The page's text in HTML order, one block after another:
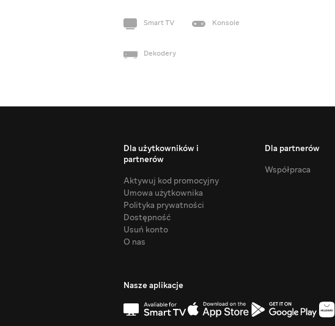
Smart TV Konsole
Dekodery
Dla użytkowników i
partnerów
Aktywuj kod promocyjny
Umowa użytkownika
Polityka prywatności
Dostępność
Usuń konto
O nas
Dla partnerów
Współpraca
Nasze aplikacje